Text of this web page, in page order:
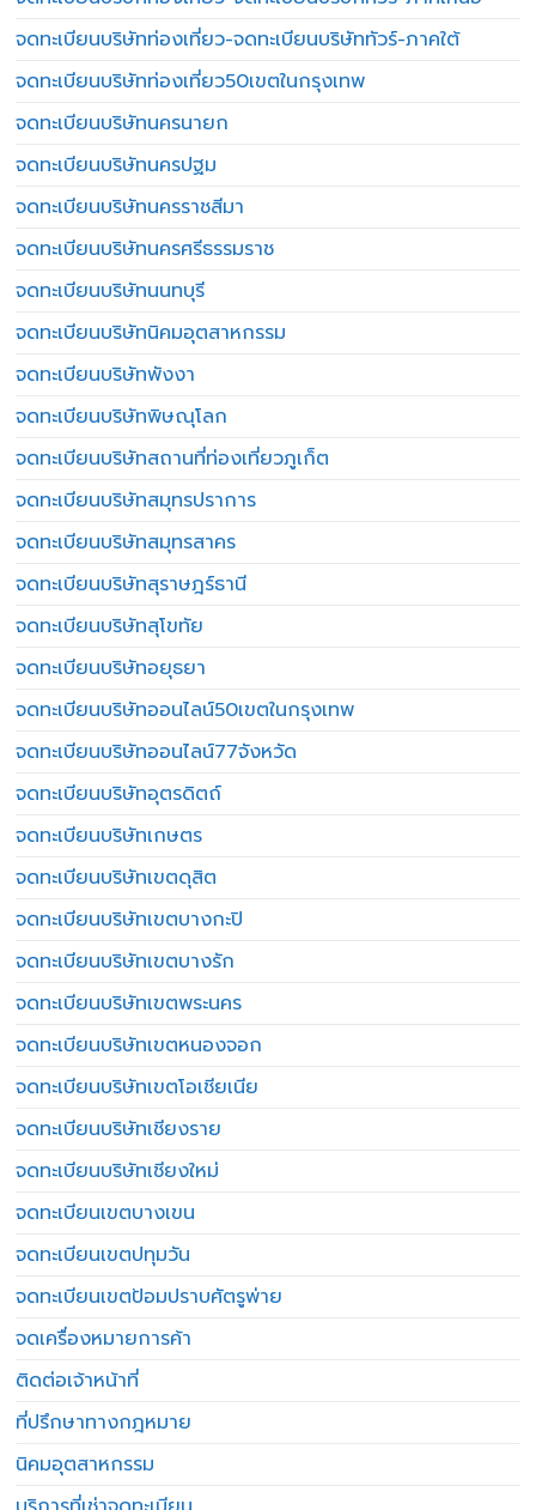
จดทะเบียนบริษัทท่องเที่ยว-จดทะเบียนบริษัททัวร์-ภาคใต้
จดทะเบียนบริษัทท่องเที่ยว50เขตในกรุงเทพ
จดทะเบียนบริษัทนครนายก
จดทะเบียนบริษัทนครปฐม
จดทะเบียนบริษัทนครราชสีมา
จดทะเบียนบริษัทนครศรีธรรมราช
จดทะเบียนบริษัทนนทบุรี
จดทะเบียนบริษัทนิคมอุตสาหกรรม
จดทะเบียนบริษัทพังงา
จดทะเบียนบริษัทพิษณุโลก
จดทะเบียนบริษัทสถานที่ท่องเที่ยวภูเก็ต
จดทะเบียนบริษัทสมุทรปราการ
จดทะเบียนบริษัทสมุทรสาคร
จดทะเบียนบริษัทสุราษฎร์ธานี
จดทะเบียนบริษัทสุโขทัย
จดทะเบียนบริษัทอยุธยา
จดทะเบียนบริษัทออนไลน์50เขตในกรุงเทพ
จดทะเบียนบริษัทออนไลน์77จังหวัด
จดทะเบียนบริษัทอุตรดิตถ์
จดทะเบียนบริษัทเกษตร
จดทะเบียนบริษัทเขตดุสิต
จดทะเบียนบริษัทเขตบางกะปิ
จดทะเบียนบริษัทเขตบางรัก
จดทะเบียนบริษัทเขตพระนคร
จดทะเบียนบริษัทเขตหนองจอก
จดทะเบียนบริษัทเขตโอเชียเนีย
จดทะเบียนบริษัทเชียงราย
จดทะเบียนบริษัทเชียงใหม่
จดทะเบียนเขตบางเขน
จดทะเบียนเขตปทุมวัน
จดทะเบียนเขตป้อมปราบศัตรูพ่าย
จดเครื่องหมายการค้า
ติดต่อเจ้าหน้าที่
ที่ปรึกษาทางกฎหมาย
นิคมอุตสาหกรรม